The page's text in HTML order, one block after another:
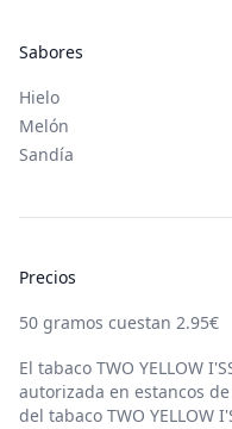
Sabores
Hielo
Melón
Sandía
Precios
50 gramos cuestan 2.95€
El tabaco TWO YELLOW
autorizada en estancos
del tabaco TWO YELLOW